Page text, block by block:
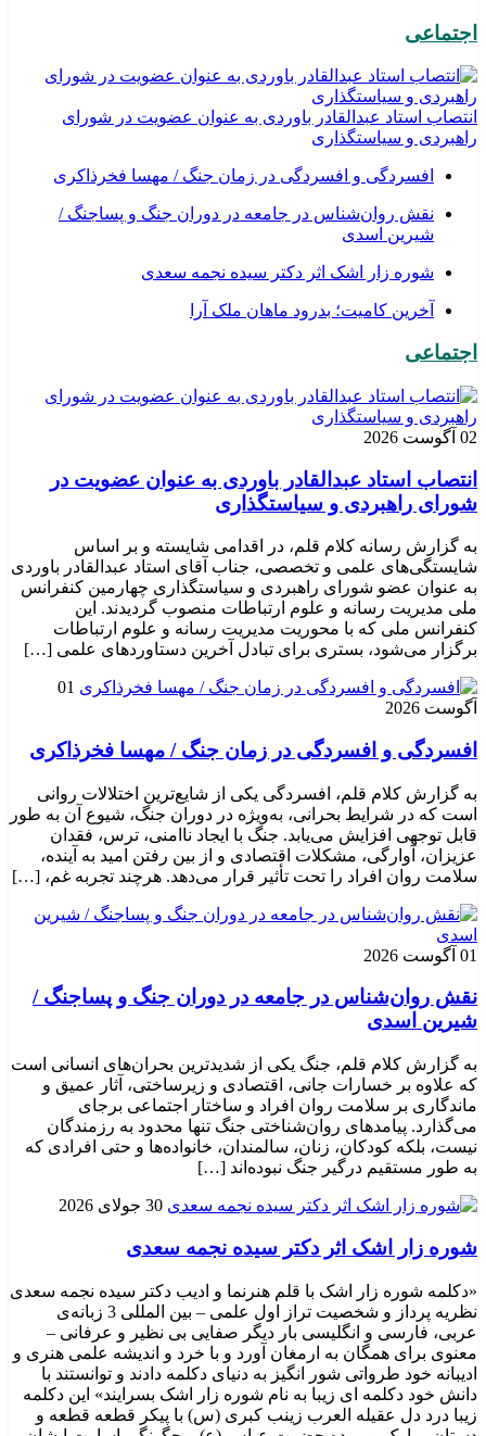
اجتماعی
انتصاب استاد عبدالقادر باوردی به عنوان عضویت در شورای
راهبردی و سیاستگذاری
افسردگی و افسردگی در زمان جنگ / مهسا فخرذاکری
نقش روان‌شناس در جامعه در دوران جنگ و پساجنگ /
شیرین اسدی
شوره زار اشک اثر دکتر سیده نجمه سعدی
​آخرین کامیت؛ بدرود ماهان ملک آرا
اجتماعی
02 آگوست 2026
انتصاب استاد عبدالقادر باوردی به عنوان عضویت در
شورای راهبردی و سیاستگذاری
به گزارش رسانه کلام قلم، در اقدامی شایسته و بر اساس
شایستگی‌های علمی و تخصصی، جناب آقای استاد عبدالقادر باوردی
به عنوان عضو شورای راهبردی و سیاستگذاری چهارمین کنفرانس
ملی مدیریت رسانه و علوم ارتباطات منصوب گردیدند. این
کنفرانس ملی که با محوریت مدیریت رسانه و علوم ارتباطات
برگزار می‌شود، بستری برای تبادل آخرین دستاوردهای علمی […]
01
آگوست 2026
افسردگی و افسردگی در زمان جنگ / مهسا فخرذاکری
به گزارش کلام قلم، افسردگی یکی از شایع‌ترین اختلالات روانی
است که در شرایط بحرانی، به‌ویژه در دوران جنگ، شیوع آن به طور
قابل توجهی افزایش می‌یابد. جنگ با ایجاد ناامنی، ترس، فقدان
عزیزان، آوارگی، مشکلات اقتصادی و از بین رفتن امید به آینده،
سلامت روان افراد را تحت تأثیر قرار می‌دهد. هرچند تجربه غم، […]
01 آگوست 2026
نقش روان‌شناس در جامعه در دوران جنگ و پساجنگ /
شیرین اسدی
به گزارش کلام قلم، جنگ یکی از شدیدترین بحران‌های انسانی است
که علاوه بر خسارات جانی، اقتصادی و زیرساختی، آثار عمیق و
ماندگاری بر سلامت روان افراد و ساختار اجتماعی برجای
می‌گذارد. پیامدهای روان‌شناختی جنگ تنها محدود به رزمندگان
نیست، بلکه کودکان، زنان، سالمندان، خانواده‌ها و حتی افرادی که
به طور مستقیم درگیر جنگ نبوده‌اند […]
30 جولای 2026
شوره زار اشک اثر دکتر سیده نجمه سعدی
«دکلمه شوره زار اشک با قلم هنرنما و ادیب دکتر سیده نجمه سعدی
نظریه پرداز و شخصیت تراز اول علمی – بین المللی 3 زبانه‌ی
عربی، فارسی و انگلیسی بار دیگر صفایی بی نظیر و عرفانی –
معنوی برای همگان به ارمغان آورد و با خرد و اندیشه علمی هنری و
ادیبانه خود طرواتی شور انگیز به دنیای دکلمه دادند و توانستند با
دانش خود دکلمه ای زیبا به نام شوره زار اشک بسرایند» این دکلمه
زیبا درد دل عقیله العرب زینب کبری (س) با پیکر قطعه قطعه و